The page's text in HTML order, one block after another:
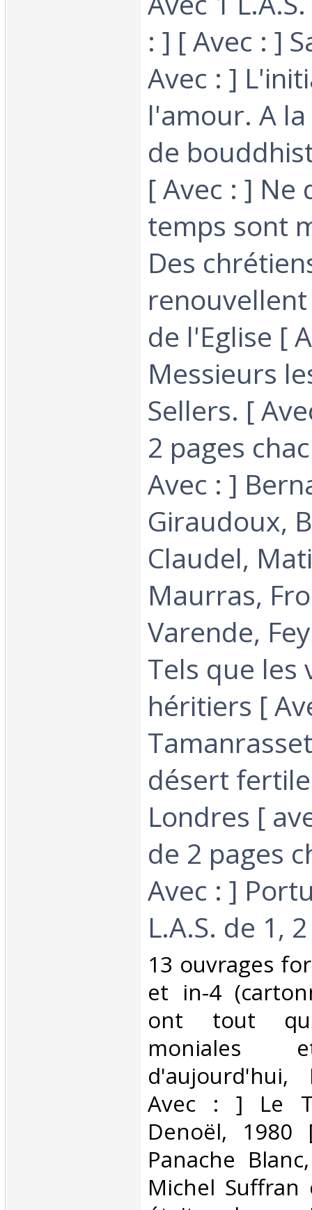
: ] [ Avec : ]
Avec : ]
l'amour. A
de
[ Avec : ] Ne
temps sont
Des
de l'Eglise [
Messieurs
Sellers. [
2 pages
Avec : ]
Giraudoux,
Claudel,
Maurras,
Varende,
Tels que les
héritiers [
désert
Londres [
de 2 pages
Avec : ]
L.A.S. de 1,
‎13 ouvrages
et in-4
ont tout
moniales
Avec : ] Le
Denoël,
Panache
Michel